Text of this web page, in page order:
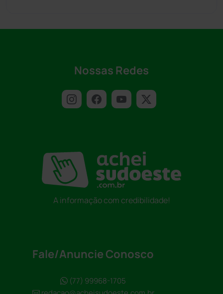
Nossas Redes
A informação com credibilidade!
Fale/Anuncie Conosco
(77) 99968-1705